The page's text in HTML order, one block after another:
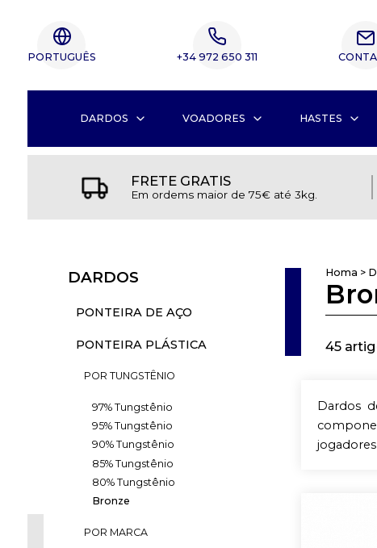
PORTUGUÊS +34 972 650 311
DARDOS VOADORES HASTES
FRETE GRATIS
Em ordems maior de 75€ até 3kg.
DARDOS
PONTEIRA DE AÇO
PONTEIRA PLÁSTICA
POR TUNGSTÊNIO
97% Tungstênio
95% Tungstênio
90% Tungstênio
85% Tungstênio
80% Tungstênio
Bronze
POR MARCA
Homa >
45
Dardos